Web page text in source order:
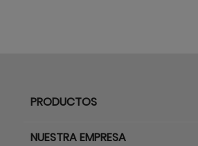
PRODUCTOS
NUESTRA EMPRESA